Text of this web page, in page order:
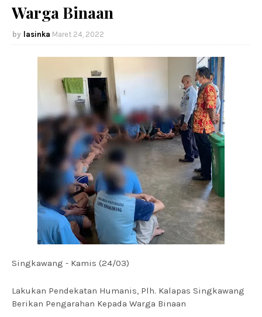
Warga Binaan
lasinka Maret 24, 2022
Singkawang - Kamis (24/03)
Lakukan Pendekatan Humanis, Plh. Kalapas Singkawang
Berikan Pengarahan Kepada Warga Binaan